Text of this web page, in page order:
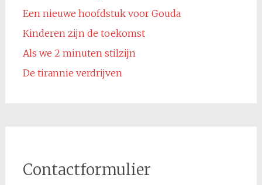
Een nieuwe hoofdstuk voor Gouda
Kinderen zijn de toekomst
Als we 2 minuten stilzijn
De tirannie verdrijven
Contactformulier